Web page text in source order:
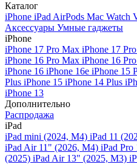
Каталог
iPhone iPad AirPods Mac Watch
Аксессуары Умные гаджеты
iPhone
iPhone 17 Pro Max iPhone 17 Pro
iPhone 16 Pro Max iPhone 16 Pro
iPhone 16 iPhone 16e iPhone 15
Plus iPhone 15 iPhone 14 Plus
iPhone 13
Дополнительно
Распродажа
iPad
iPad mini (2024, M4) iPad 11
iPad Air 11" (2026, M4) iPad Pro
(2025) iPad Air 13" (2025, M3)